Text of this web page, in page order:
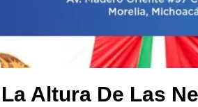
Altura De Las